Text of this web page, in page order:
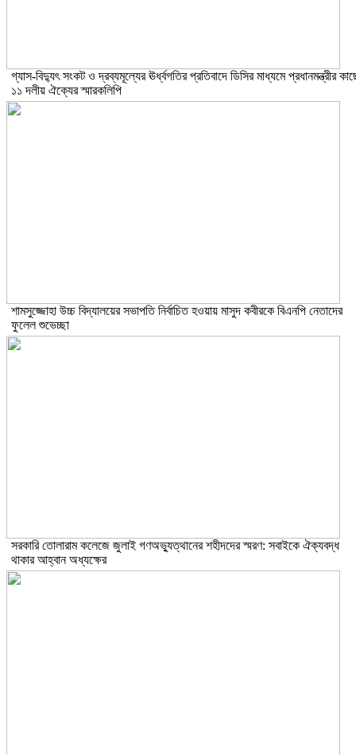
গ্যাস-বিদ্যুৎ সংকট ও দ্রব্যমূল্যের ঊর্ধ্বগতির প্রতিবাদে ডিসির মাধ্যমে প্রধানমন্ত্রীর
১১ দলীয় ঐক্যের স্মারকলিপি
শামসুজ্জোহা উচ্চ বিদ্যালয়ের সভাপতি নির্বাচিত হওয়ায় মাসুদ কবীরকে বিএনপি নেতাদের
ফুলেল শুভেচ্ছা
সরকারি তোলারাম কলেজে জুলাই গণঅভ্যুত্থানের শহীদদের স্মরণ: সবাইকে ঐক্যবদ্ধ
থাকার আহ্বান অধ্যক্ষের